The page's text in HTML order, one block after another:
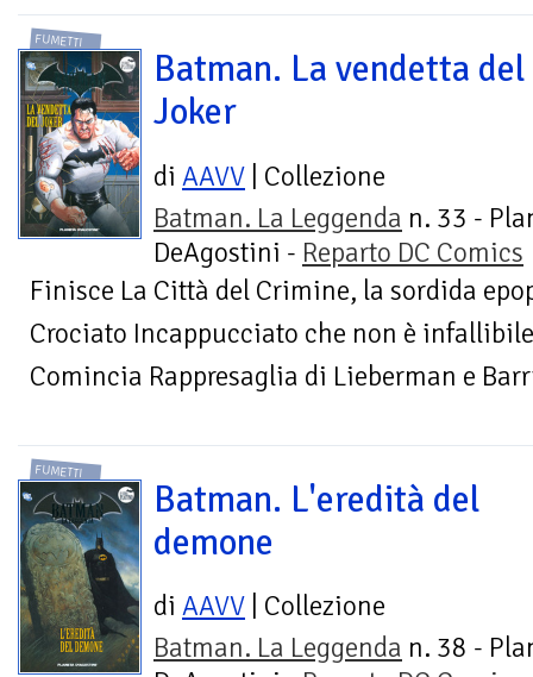
FUMETTI
Batman. La vendetta del
Joker
di AAVV | Collezione
Batman. La Leggenda n. 33 -
DeAgostini - Reparto DC Comics
Finisce La Città del Crimine, la sordida
Crociato Incappucciato che non è
Comincia Rappresaglia di Lieberman e
FUMETTI
Batman. L'eredità del
demone
di AAVV | Collezione
Batman. La Leggenda n. 38 -